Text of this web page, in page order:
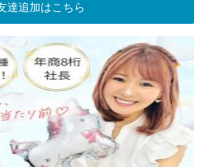
達追加はこちら